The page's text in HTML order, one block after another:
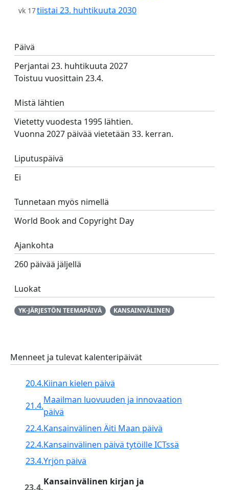
vk 17tiistai 23. huhtikuuta 2030
Päivä
Perjantai 23. huhtikuuta 2027
Toistuu vuosittain 23.4.
Mistä lähtien
Vietetty vuodesta 1995 lähtien.
Vuonna 2027 päivää vietetään 33. kerran.
Liputuspäivä
Ei
Tunnetaan myös nimellä
World Book and Copyright Day
Ajankohta
260 päivää jäljellä
Luokat
YK-JÄRJESTÖN TEEMAPÄIVÄ KANSAINVÄLINEN
Menneet ja tulevat kalenteripäivät
20.4.Kiinan kielen päivä
21.4.
Maailman luovuuden ja innovaation
päivä
22.4.Kansainvälinen Äiti Maan päivä
22.4.Kansainvälinen päivä tytöille ICTssä
23.4.Yrjön päivä
23.4.
Kansainvälinen kirjan ja